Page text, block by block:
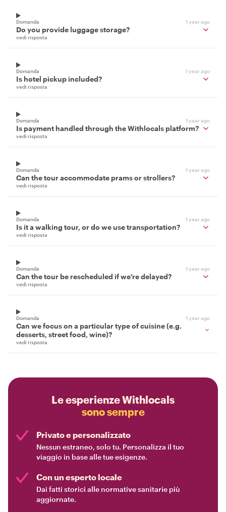
Domanda 1 year ago
Do you provide luggage storage?
vedi risposta
Domanda 1 year ago
Is hotel pickup included?
vedi risposta
Domanda 1 year ago
Is payment handled through the Withlocals platform?
vedi risposta
Domanda 1 year ago
Can the tour accommodate prams or strollers?
vedi risposta
Domanda 1 year ago
Is it a walking tour, or do we use transportation?
vedi risposta
Domanda 1 year ago
Can the tour be rescheduled if we're delayed?
vedi risposta
Domanda 1 year ago
Can we focus on a particular type of cuisine (e.g.
desserts, street food, wine)?
vedi risposta
Le esperienze Withlocals
sono sempre
Privato e personalizzato
Nessun estraneo, solo tu. Personalizza il tuo
viaggio in base alle tue esigenze.
Con un esperto locale
Dai fatti storici alle normative sanitarie più
aggiornate.